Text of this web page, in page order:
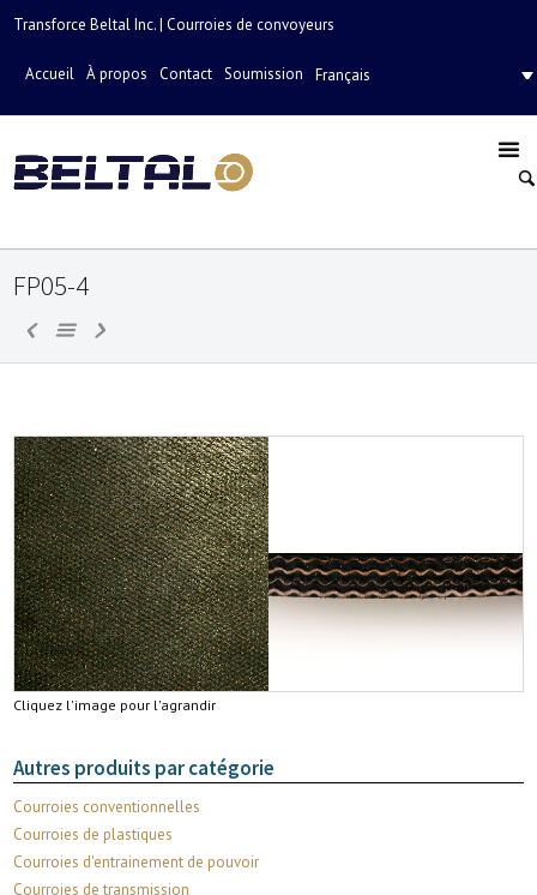
Transforce Beltal Inc. | Courroies de convoyeurs
Accueil À propos Contact Soumission Français
FP05-4
Cliquez l'image pour l'agrandir
Autres produits par catégorie
Courroies conventionnelles
Courroies de plastiques
Courroies d'entrainement de pouvoir
Courroies de transmission